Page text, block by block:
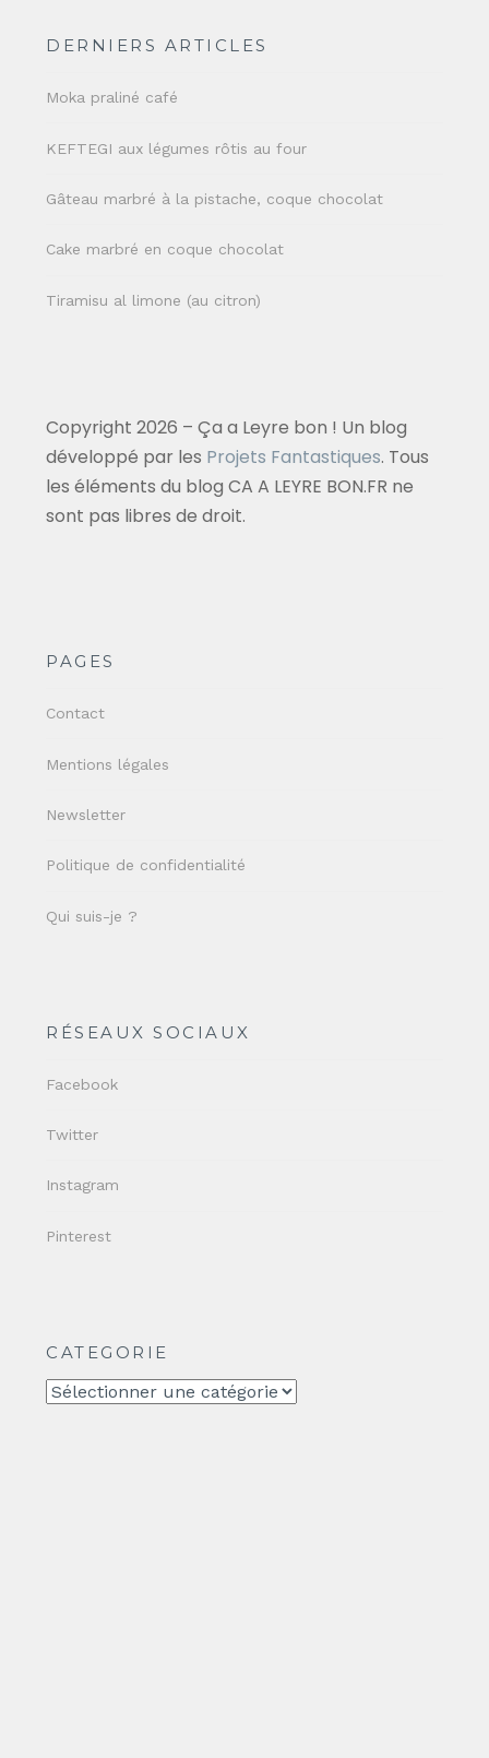
DERNIERS ARTICLES
Moka praliné café
KEFTEGI aux légumes rôtis au four
Gâteau marbré à la pistache, coque chocolat
Cake marbré en coque chocolat
Tiramisu al limone (au citron)
Copyright 2026 – Ça a Leyre bon ! Un blog
développé par les Projets Fantastiques. Tous
les éléments du blog CA A LEYRE BON.FR ne
sont pas libres de droit.
PAGES
Contact
Mentions légales
Newsletter
Politique de confidentialité
Qui suis-je ?
RÉSEAUX SOCIAUX
Facebook
Twitter
Instagram
Pinterest
CATEGORIE
CATEGORIE